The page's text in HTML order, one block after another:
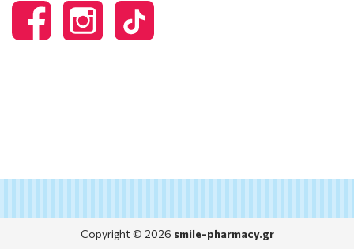
Copyright © 2026 smile-pharmacy.gr